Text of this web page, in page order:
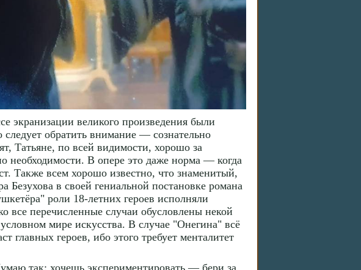
экранизации великого произведения были
обратить внимание — сознательно
Татьяне, по всей видимости, хорошо за
необходимости. В опере это даже норма — когда
Также всем хорошо известно, что знаменитый,
в своей гениальной постановке романа
роли 18-летних героев исполняли
перечисленные случаи обусловлены некой
мире искусства. В случае "Онегина" всё
главных героев, ибо этого требует менталитет
так: хочешь экспериментировать — бери за